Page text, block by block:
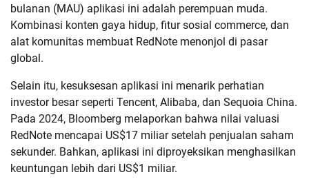
bulanan (MAU) aplikasi ini adalah perempuan muda.
Kombinasi konten gaya hidup, fitur sosial commerce, dan
alat komunitas membuat RedNote menonjol di pasar
global.
Selain itu, kesuksesan aplikasi ini menarik perhatian
investor besar seperti Tencent, Alibaba, dan Sequoia China.
Pada 2024, Bloomberg melaporkan bahwa nilai valuasi
RedNote mencapai US$17 miliar setelah penjualan saham
sekunder. Bahkan, aplikasi ini diproyeksikan menghasilkan
keuntungan lebih dari US$1 miliar.